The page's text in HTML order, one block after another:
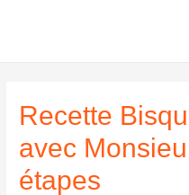
Recette
avec
étapes